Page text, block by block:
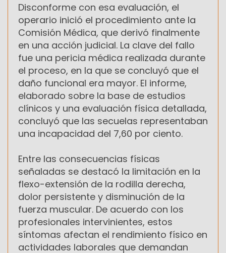
Disconforme con esa evaluación, el
operario inició el procedimiento ante la
Comisión Médica, que derivó finalmente
en una acción judicial. La clave del fallo
fue una pericia médica realizada durante
el proceso, en la que se concluyó que el
daño funcional era mayor. El informe,
elaborado sobre la base de estudios
clínicos y una evaluación física detallada,
concluyó que las secuelas representaban
una incapacidad del 7,60 por ciento.
Entre las consecuencias físicas
señaladas se destacó la limitación en la
flexo-extensión de la rodilla derecha,
dolor persistente y disminución de la
fuerza muscular. De acuerdo con los
profesionales intervinientes, estos
síntomas afectan el rendimiento físico en
actividades laborales que demandan